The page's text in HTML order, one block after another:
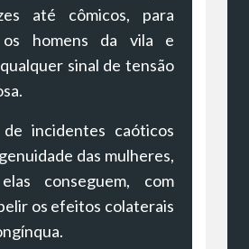
até cômicos, para
os homens da vila e
sinal de tensão
incidentes caóticos
das mulheres,
conseguem, com
os efeitos colaterais